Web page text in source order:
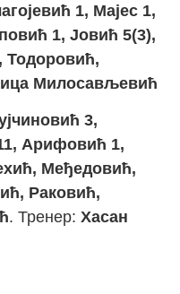
1, Мајес 1,
1, Јовић 5(3),
Тодоровић,
Милосављевић
3,
Арифовић 1,
Међедовић,
Раковић,
. Тренер: Хасан